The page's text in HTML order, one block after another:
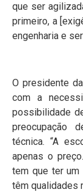
que ser
primeiro, a
engenharia e
O presidente
com a
possibilidade
preocupação
técnica. “A
apenas o
tem que ter um
têm qualidades